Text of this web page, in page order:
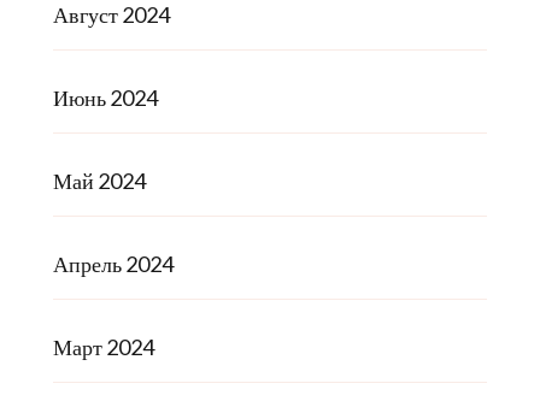
Август 2024
Июнь 2024
Май 2024
Апрель 2024
Март 2024